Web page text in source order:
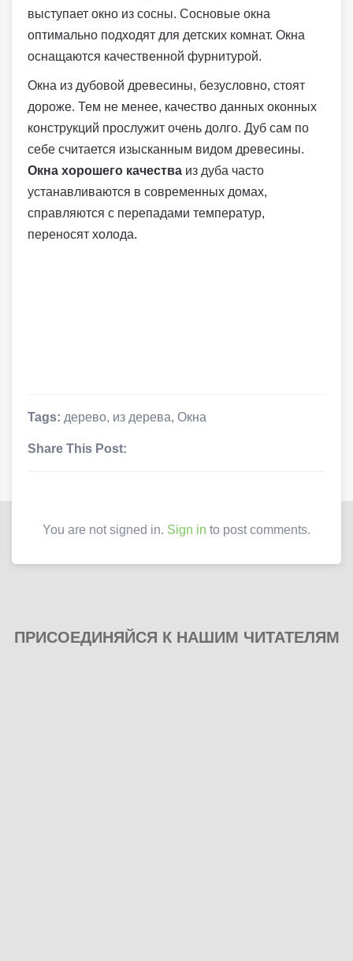
выступает окно из сосны. Сосновые окна
оптимально подходят для детских комнат. Окна
оснащаются качественной фурнитурой.
Окна из дубовой древесины, безусловно, стоят
дороже. Тем не менее, качество данных оконных
конструкций прослужит очень долго. Дуб сам по
себе считается изысканным видом древесины.
Окна хорошего качества из дуба часто
устанавливаются в современных домах,
справляются с перепадами температур,
переносят холода.
Tags: дерево, из дерева, Окна
Share This Post:
You are not signed in. Sign in to post comments.
ПРИСОЕДИНЯЙСЯ К НАШИМ ЧИТАТЕЛЯМ